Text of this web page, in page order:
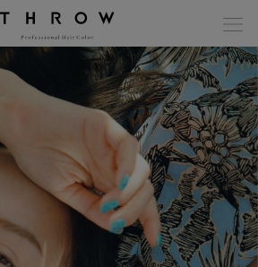
modal-check